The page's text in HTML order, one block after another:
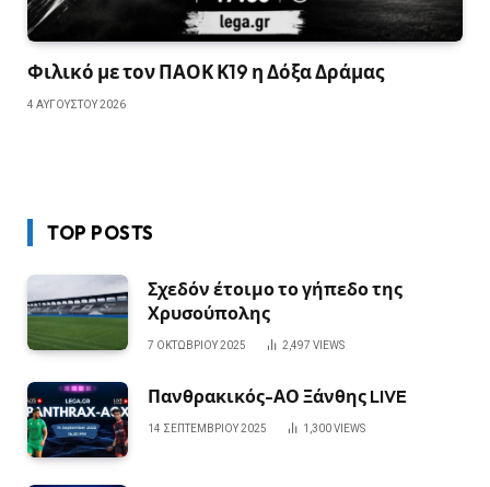
Φιλικό με τον ΠΑΟΚ Κ19 η Δόξα Δράμας
4 ΑΥΓΟΎΣΤΟΥ 2026
TOP POSTS
Σχεδόν έτοιμο το γήπεδο της
Χρυσούπολης
7 ΟΚΤΩΒΡΊΟΥ 2025 2,497 VIEWS
Πανθρακικός-ΑΟ Ξάνθης LIVE
14 ΣΕΠΤΕΜΒΡΊΟΥ 2025 1,300VIEWS